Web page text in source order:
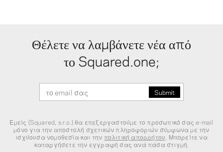
Θέλετε να λαμβάνετε νέα από
το Squared.one;
Εμείς (Squared, s.r.o.) θα επεξεργαστούμε το προσωπικό σας e-mail
μόνο για την αποστολή σχετικών πληροφοριών σύμφωνα με την
ισχύουσα νομοθεσία και την πολιτική απορρήτου . Μπορείτε να
καταργήσετε την εγγραφή σας ανά πάσα στιγμή.